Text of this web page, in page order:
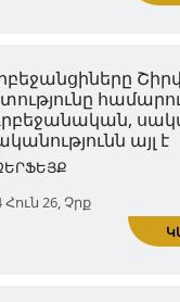
համարում են
սակայն
| ԱԶԵՐՖԵՅՔ